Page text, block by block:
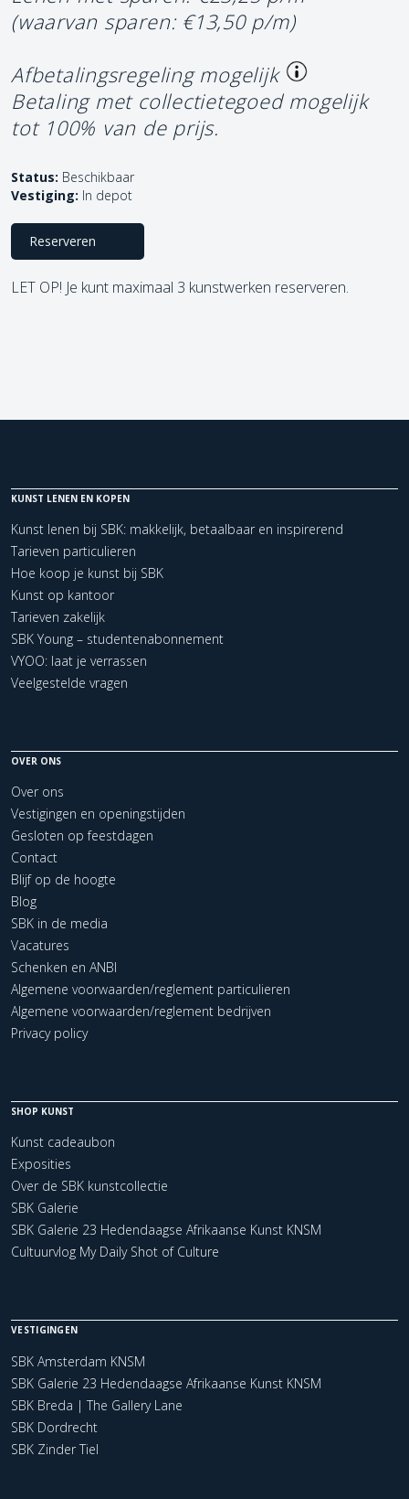
(waarvan sparen: €13,50 p/m)
Afbetalingsregeling mogelijk
Betaling met collectietegoed mogelijk
tot 100% van de prijs.
Status: Beschikbaar
Vestiging: In depot
Reserveren
LET OP! Je kunt maximaal 3 kunstwerken reserveren.
KUNST LENEN EN KOPEN
Kunst lenen bij SBK: makkelijk, betaalbaar en inspirerend
Tarieven particulieren
Hoe koop je kunst bij SBK
Kunst op kantoor
Tarieven zakelijk
SBK Young – studentenabonnement
VYOO: laat je verrassen
Veelgestelde vragen
OVER ONS
Over ons
Vestigingen en openingstijden
Gesloten op feestdagen
Contact
Blijf op de hoogte
Blog
SBK in de media
Vacatures
Schenken en ANBI
Algemene voorwaarden/reglement particulieren
Algemene voorwaarden/reglement bedrijven
Privacy policy
SHOP KUNST
Kunst cadeaubon
Exposities
Over de SBK kunstcollectie
SBK Galerie
SBK Galerie 23 Hedendaagse Afrikaanse Kunst KNSM
Cultuurvlog My Daily Shot of Culture
VESTIGINGEN
SBK Amsterdam KNSM
SBK Galerie 23 Hedendaagse Afrikaanse Kunst KNSM
SBK Breda | The Gallery Lane
SBK Dordrecht
SBK Zinder Tiel